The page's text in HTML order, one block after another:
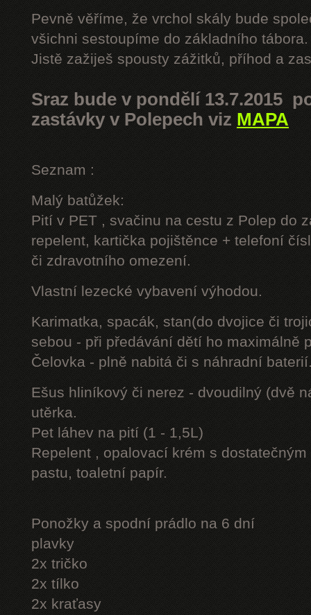
Pevně věříme, že vrchol skály bude
všichni sestoupíme do základního tábora.
Jistě zažiješ spousty zážitků, příhod a
Sraz bude v pondělí 13.7.2015
zastávky v Polepech viz MAPA
Seznam :
Malý batůžek:
Pití v PET , svačinu na cestu z Polep do
repelent, kartička pojištěnce + telefoní
či zdravotního omezení.
Vlastní lezecké vybavení výhodou.
Karimatka, spacák, stan(do dvojice či
sebou - při předávání dětí ho maximálně
Čelovka - plně nabitá či s náhradní
Ešus hliníkový či nerez - dvoudilný (dvě
utěrka.
Pet láhev na pití (1 - 1,5L)
Repelent , opalovací krém s
pastu, toaletní papír.
Ponožky a spodní prádlo na 6 dní
plavky
2x tričko
2x tílko
2x kraťasy